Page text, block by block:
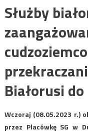
Służby
Białorusi
Wczoraj (08.05.2023 r.)
przez Placówkę SG w